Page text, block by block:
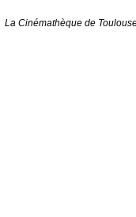
La Cinémathèque de